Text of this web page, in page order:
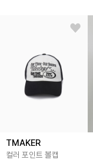
TMAKER
컬러 포인트 볼캡